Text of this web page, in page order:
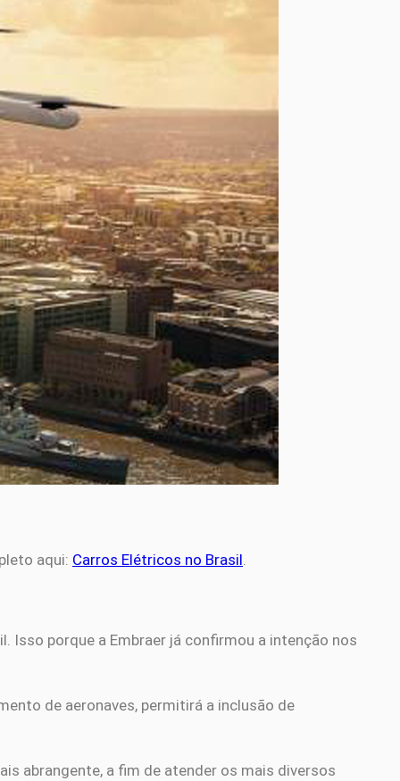
aqui: Carros Elétricos no Brasil.
Isso porque a Embraer já confirmou a intenção nos
de aeronaves, permitirá a inclusão de
abrangente, a fim de atender os mais diversos